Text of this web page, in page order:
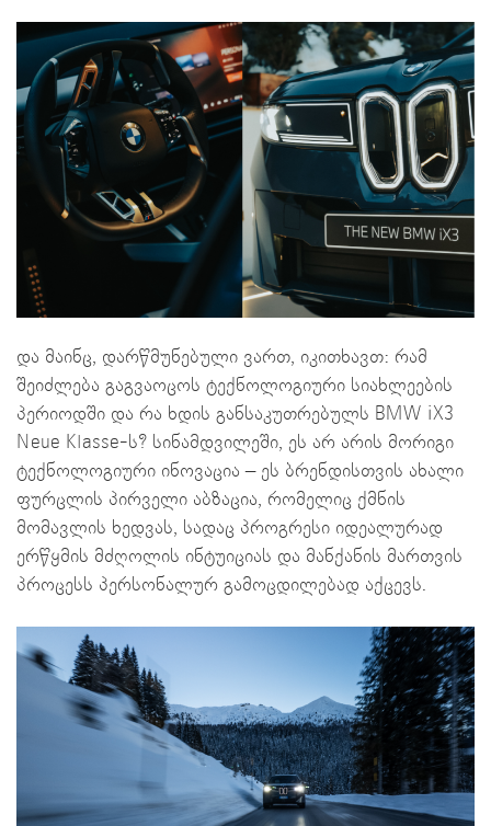
და მაინც, დარწმუნებული ვართ, იკითხავთ: რამ
შეიძლება გაგვაოცოს ტექნოლოგიური სიახლეების
პერიოდში და რა ხდის განსაკუთრებულს BMW iX3
Neue Klasse-ს? სინამდვილეში, ეს არ არის მორიგი
ტექნოლოგიური ინოვაცია – ეს ბრენდისთვის ახალი
ფურცლის პირველი აბზაცია, რომელიც ქმნის
მომავლის ხედვას, სადაც პროგრესი იდეალურად
ერწყმის მძღოლის ინტუიციას და მანქანის მართვის
პროცესს პერსონალურ გამოცდილებად აქცევს.